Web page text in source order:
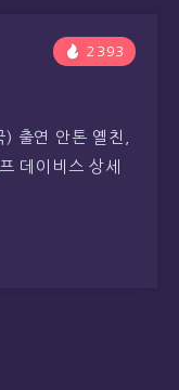
2393
출연 안톤 옐친,
데이비스 상세